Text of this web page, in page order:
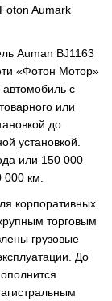
Aumark
Auman BJ1163
«Фотон Мотор»
автомобиль с
или
до
установкой.
или 150 000
км.
корпоративных
торговым
грузовые
До